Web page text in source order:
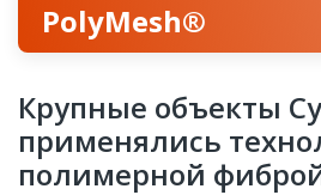
PolyMesh®
Крупные объекты
применялись
полимерной